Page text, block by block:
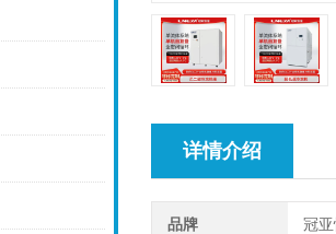
详情介绍
品牌 冠